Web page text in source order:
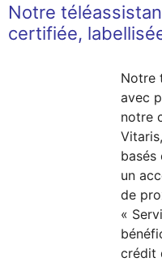
Notre
certifiée,
Notre
avec
notre
basés
un
de
«
crédit